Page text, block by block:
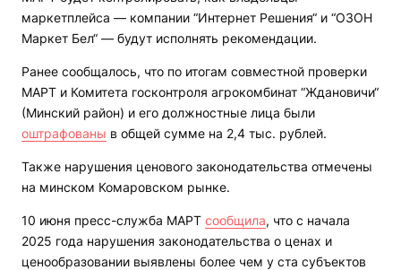
маркетплейса — компании “Интернет Решения“ и “ОЗОН
Маркет Бел“ — будут исполнять рекомендации.
Ранее сообщалось, что по итогам совместной проверки
МАРТ и Комитета госконтроля агрокомбинат “Ждановичи“
(Минский район) и его должностные лица были
оштрафованы в общей сумме на 2,4 тыс. рублей.
Также нарушения ценового законодательства отмечены
на минском Комаровском рынке.
10 июня пресс-служба МАРТ сообщила, что с начала
2025 года нарушения законодательства о ценах и
ценообразовании выявлены более чем у ста субъектов